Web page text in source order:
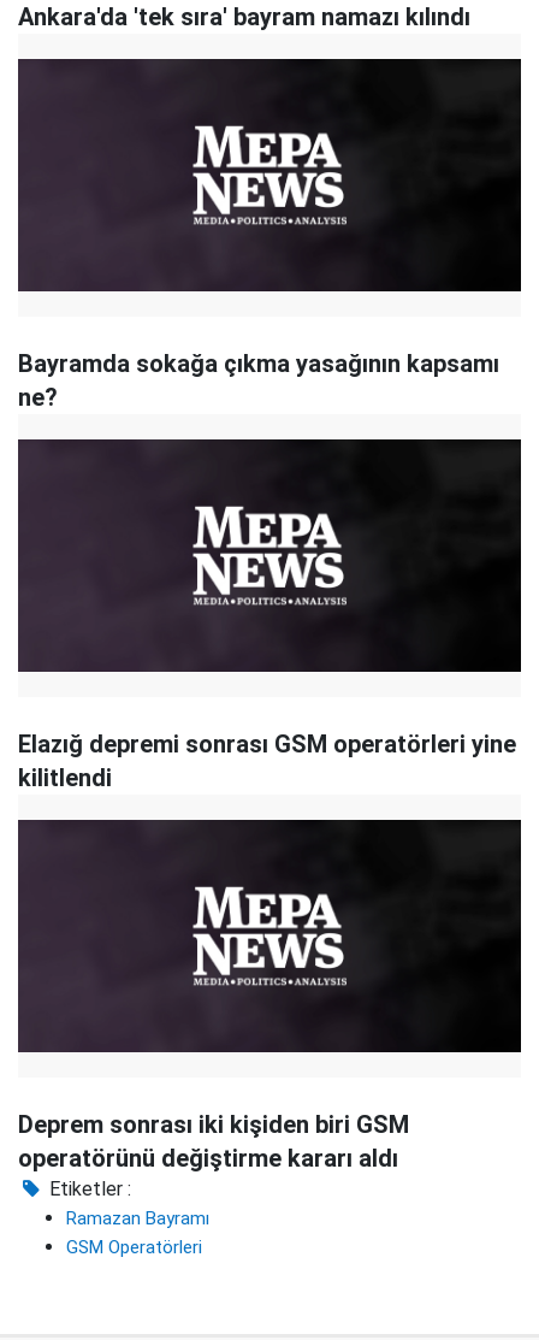
Ankara'da 'tek sıra' bayram namazı kılındı
Bayramda sokağa çıkma yasağının kapsamı
ne?
Elazığ depremi sonrası GSM operatörleri yine
kilitlendi
Deprem sonrası iki kişiden biri GSM
operatörünü değiştirme kararı aldı
Etiketler :
Ramazan Bayramı
GSM Operatörleri